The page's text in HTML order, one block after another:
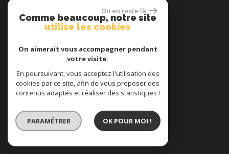
ADHÉRENT
On en reste là
Comme beaucoup, notre site
utilise les cookies
On aimerait vous accompagner pendant
votre visite.
En poursuivant, vous acceptez l'utilisation des
cookies par ce site, afin de vous proposer des
contenus adaptés et réaliser des statistiques !
PARAMÉTRER OK POUR MOI !